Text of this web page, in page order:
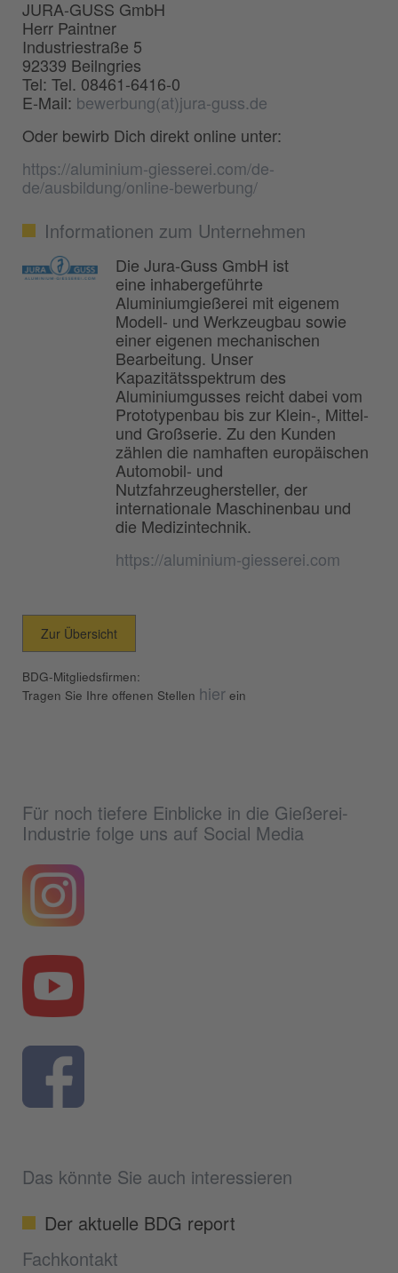
JURA-GUSS GmbH
Herr Paintner
Industriestraße 5
92339 Beilngries
Tel: Tel. 08461-6416-0
E-Mail: bewerbung(at)jura-guss.de
Oder bewirb Dich direkt online unter:
https://aluminium-giesserei.com/de-
de/ausbildung/online-bewerbung/
Informationen zum Unternehmen
Die Jura-Guss GmbH ist
eine inhabergeführte
Aluminiumgießerei mit eigenem
Modell- und Werkzeugbau sowie
einer eigenen mechanischen
Bearbeitung. Unser
Kapazitätsspektrum des
Aluminiumgusses reicht dabei vom
Prototypenbau bis zur Klein-, Mittel-
und Großserie. Zu den Kunden
zählen die namhaften europäischen
Automobil- und
Nutzfahrzeughersteller, der
internationale Maschinenbau und
die Medizintechnik.
https://aluminium-giesserei.com
Zur Übersicht
BDG-Mitgliedsfirmen:
Tragen Sie Ihre offenen Stellen hier ein
Für noch tiefere Einblicke in die Gießerei-
Industrie folge uns auf Social Media
Das könnte Sie auch interessieren
Der aktuelle BDG report
Fachkontakt